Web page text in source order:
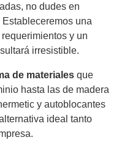
no dudes en
una
y un
irresistible.
de materiales que
hasta las de madera
y autoblocantes
ideal tanto